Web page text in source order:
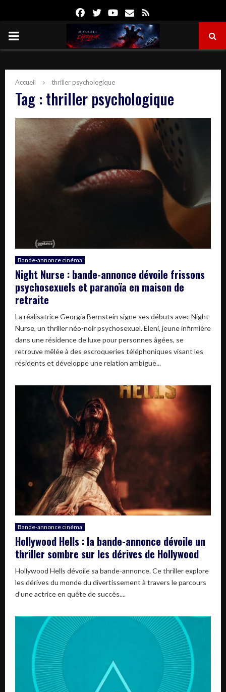
FacebookTwitterYoutube
Email
PRIMARY
Accueil thriller psychologique
Tag : thriller psychologique
Bande-annonce cinéma
Night Nurse : bande-annonce dévoile frissons
psychosexuels et paranoïa en maison de
retraite
La réalisatrice Georgia Bernstein signe ses débuts avec Night
Nurse, un thriller néo-noir psychosexuel. Eleni, jeune infirmière
dans une résidence de luxe pour personnes âgées, se
retrouve mêlée à des escroqueries téléphoniques visant les
résidents et développe une relation ambiguë...
Bande-annonce cinéma
Hollywood Hells : la bande-annonce dévoile un
thriller sombre sur les dérives de Hollywood
Hollywood Hells dévoile sa bande-annonce. Ce thriller explore
les dérives du monde du divertissement à travers le parcours
d’une actrice en quête de succès....